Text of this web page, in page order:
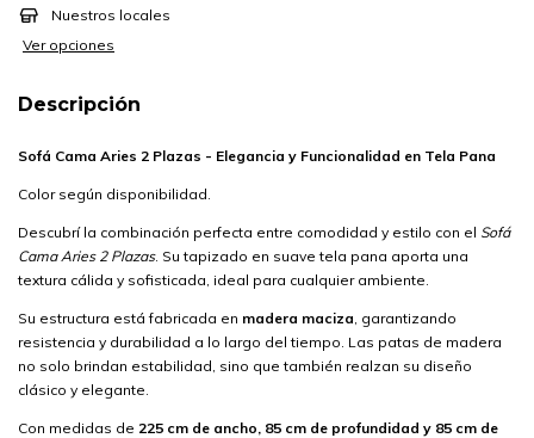
Nuestros locales
Ver opciones
Descripción
Sofá Cama Aries 2 Plazas - Elegancia y Funcionalidad en Tela Pana
Color según disponibilidad.
Descubrí la combinación perfecta entre comodidad y estilo con el Sofá
Cama Aries 2 Plazas. Su tapizado en suave tela pana aporta una
textura cálida y sofisticada, ideal para cualquier ambiente.
Su estructura está fabricada en madera maciza, garantizando
resistencia y durabilidad a lo largo del tiempo. Las patas de madera
no solo brindan estabilidad, sino que también realzan su diseño
clásico y elegante.
Con medidas de 225 cm de ancho, 85 cm de profundidad y 85 cm de